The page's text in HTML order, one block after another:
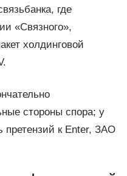
где
«Связного»,
холдинговой
стороны спора; у
претензий к Enter, ЗАО